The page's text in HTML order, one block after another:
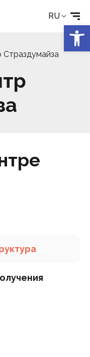
RU
Страздумайза